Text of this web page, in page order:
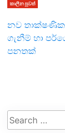
කාලීන පුවත්
නව තාක්ෂණික
ගැනීම් හා
පනතක්